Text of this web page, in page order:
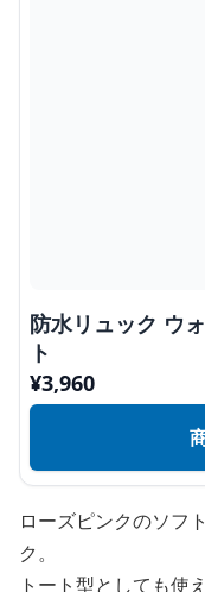
防水リュック ウ
ト
¥3,960
ローズピンクのソフ
ク。
トート型としても使